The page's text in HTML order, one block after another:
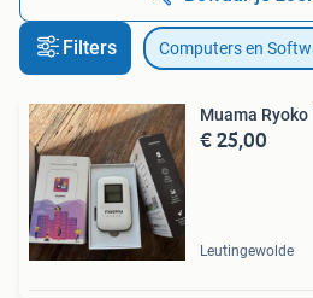
Filters Computers en
Muama
€ 25,00
Leutingewolde